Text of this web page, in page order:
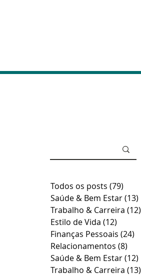
Todos os posts (79)
Saúde & Bem Estar(13)
Trabalho & Carreira (12)
Estilo de Vida (12)
Finanças Pessoais (24)
Relacionamentos (8)
Saúde & Bem Estar(12)
Trabalho & Carreira (13)